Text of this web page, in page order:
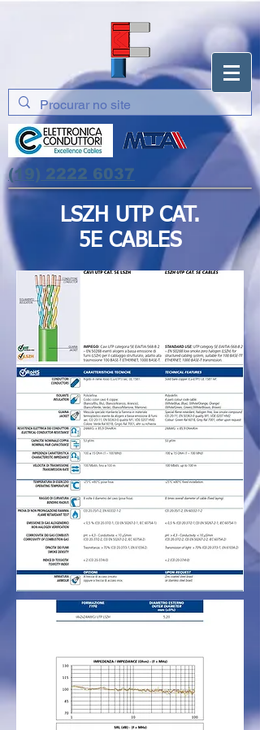
(19) 2222 6037
LSZH UTP CAT.
5E CABLES